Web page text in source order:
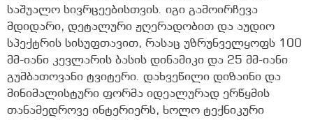
საშუალო სივრცეებისთვის. იგი გამოირჩევა
მდიდარი, დეტალური ჟღერადობით და აუდიო
სპექტრის სისუფთავით, რასაც უზრუნველყოფს 100
მმ-იანი კევლარის ბასის დინამიკი და 25 მმ-იანი
გუმბათოვანი ტვიტერი. დახვეწილი დიზაინი და
მინიმალისტური ფორმა იდეალურად ერწყმის
თანამედროვე ინტერიერს, ხოლო ტექნიკური